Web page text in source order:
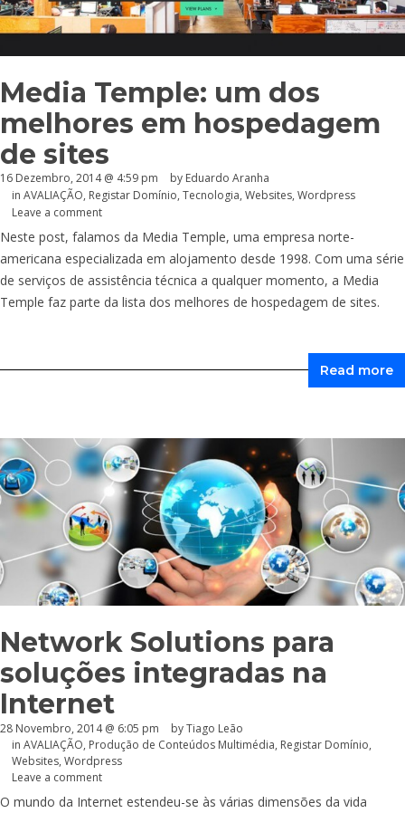
Media Temple: um dos
melhores em hospedagem
de sites
16 Dezembro, 2014 @ 4:59 pm by Eduardo Aranha
in AVALIAÇÃO, Registar Domínio, Tecnologia, Websites, Wordpress
Leave a comment
Neste post, falamos da Media Temple, uma empresa norte-
americana especializada em alojamento desde 1998. Com uma série
de serviços de assistência técnica a qualquer momento, a Media
Temple faz parte da lista dos melhores de hospedagem de sites.
Read more
Network Solutions para
soluções integradas na
Internet
28 Novembro, 2014 @ 6:05 pm
by Tiago Leão
in AVALIAÇÃO, Produção de Conteúdos Multimédia, Registar Domínio,
Websites, Wordpress
Leave a comment
O mundo da Internet estendeu-se às várias dimensões da vida